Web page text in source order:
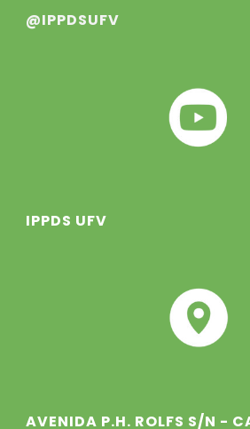
@IPPDSUFV
IPPDS UFV
AVENIDA P.H. ROLFS S/N -